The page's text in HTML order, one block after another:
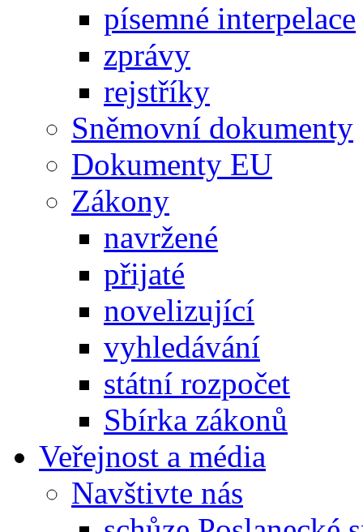
písemné interpelace
zprávy
rejstříky
Sněmovní dokumenty
Dokumenty EU
Zákony
navržené
přijaté
novelizující
vyhledávání
státní rozpočet
Sbírka zákonů
Veřejnost a média
Navštivte nás